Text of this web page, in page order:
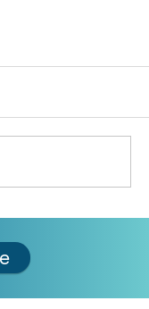
ละเพื่ออะไร